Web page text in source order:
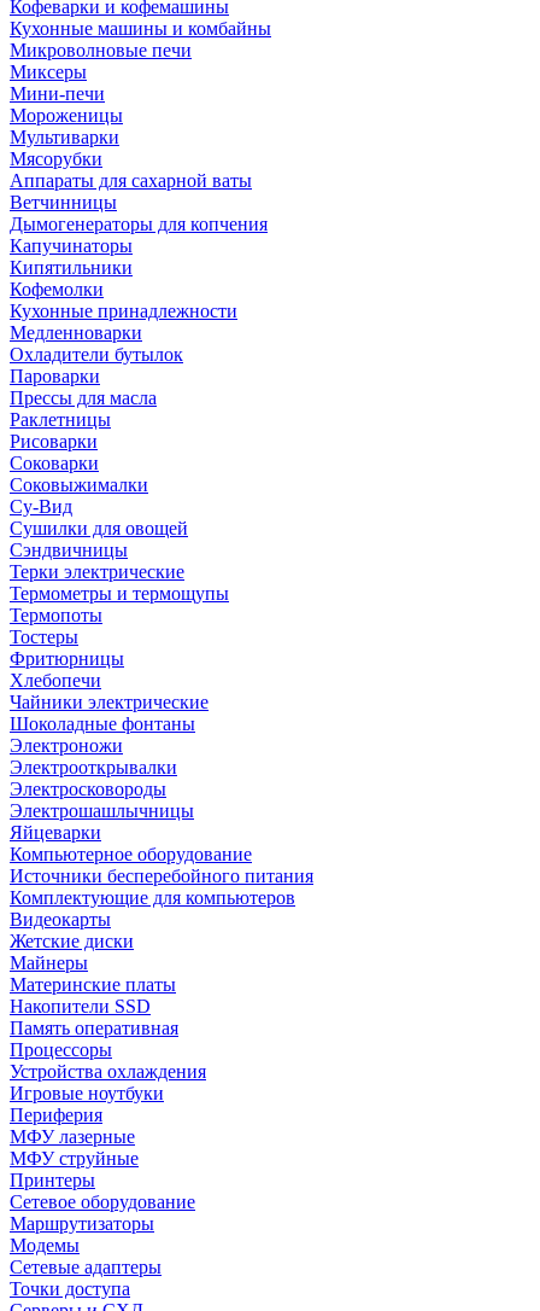
Кофеварки и кофемашины
Кухонные машины и комбайны
Микроволновые печи
Миксеры
Мини-печи
Мороженицы
Мультиварки
Мясорубки
Аппараты для сахарной ваты
Ветчинницы
Дымогенераторы для копчения
Капучинаторы
Кипятильники
Кофемолки
Кухонные принадлежности
Медленноварки
Охладители бутылок
Пароварки
Прессы для масла
Раклетницы
Рисоварки
Соковарки
Соковыжималки
Су-Вид
Сушилки для овощей
Сэндвичницы
Терки электрические
Термометры и термощупы
Термопоты
Тостеры
Фритюрницы
Хлебопечи
Чайники электрические
Шоколадные фонтаны
Электроножи
Электрооткрывалки
Электросковороды
Электрошашлычницы
Яйцеварки
Компьютерное оборудование
Источники бесперебойного питания
Комплектующие для компьютеров
Видеокарты
Жетские диски
Майнеры
Материнские платы
Накопители SSD
Память оперативная
Процессоры
Устройства охлаждения
Игровые ноутбуки
Периферия
МФУ лазерные
МФУ струйные
Принтеры
Сетевое оборудование
Маршрутизаторы
Модемы
Сетевые адаптеры
Точки доступа